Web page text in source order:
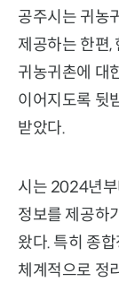
공주시는 귀농
제공하는 한편,
귀농귀촌에 대
이어지도록 뒷
받았다.
시는 2024년
정보를 제공하
왔다. 특히 종
체계적으로 정